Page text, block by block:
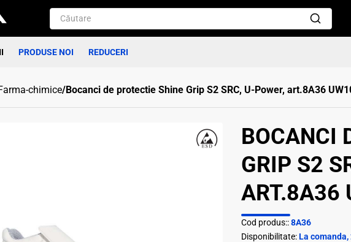
PRODUSE NOI REDUCERI
chimice/Bocanci de protectie Shine Grip S2 SRC, U-Power, art.8A36
BOCANCI
GRIP S2
ART.8A36
Cod produs::8A36
Disponibilitate:La